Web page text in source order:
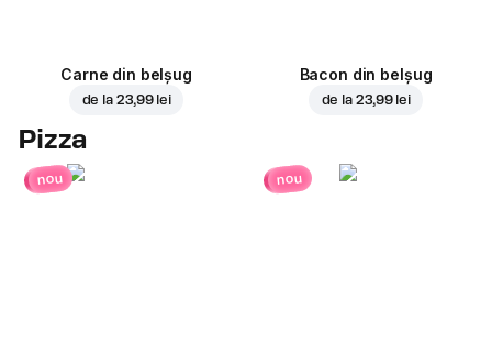
Carne din belșug
de la 23,99 lei
Bacon din belșug
de la 23,99 lei
Pizza
nou nou